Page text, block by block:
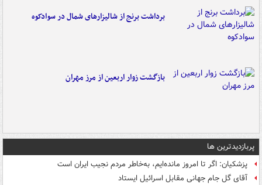
برداشت برنج از شالیزارهای شمال در سوادکوه
بازگشت زوار اربعین از مرز مهران
پربازدیدترین ها
پزشکیان: اگر تا امروز مانده‌ایم، به‌خاطر مردم نجیب ایران است
آقای گل جام جهانی مقابل اسرائیل ایستاد